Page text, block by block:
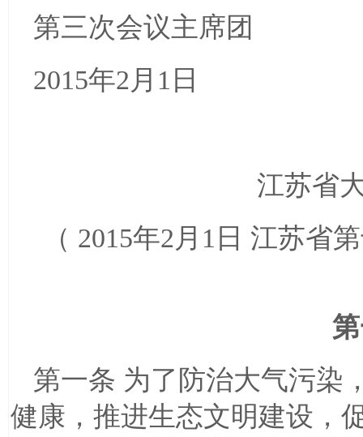
第三次会议主席团
2015年2月1日
江苏省
（ 2015年2月1日 江苏省
第一条 为了防治大气污染
健康，推进生态文明建设，